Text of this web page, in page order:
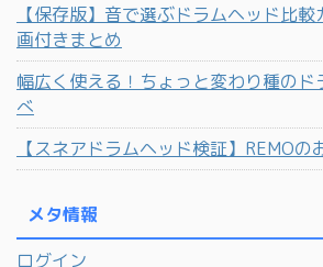
【保存版】音で選ぶドラムヘッド比
画付きまとめ
幅広く使える！ちょっと変わり種のド
べ
【スネアドラムヘッド検証】REMOの
メタ情報
ログイン